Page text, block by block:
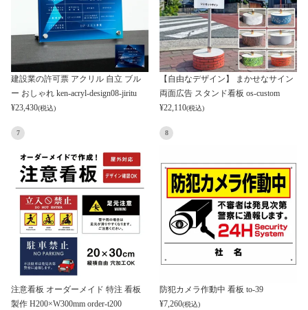
建設業の許可票 アクリル 自立 ブル
ー おしゃれ ken-acryl-design08-jiritu
¥23,430(税込)
【自由なデザイン】 まかせなサイン
両面広告 スタンド看板 os-custom
¥22,110(税込)
7
注意看板 オーダーメイド 特注 看板
製作 H200×W300mm order-t200
8
防犯カメラ作動中 看板 to-39
¥7,260(税込)